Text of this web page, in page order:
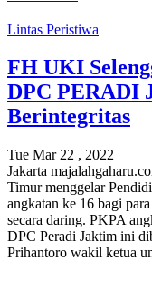
Lintas Peristiwa
FH UKI
DPC PERADI
Berintegritas
Tue Mar 22 , 2022
Jakarta
Timur menggelar
angkatan ke 16 bagi
secara daring. PKPA
DPC Peradi Jaktim ini
Prihantoro wakil ketua